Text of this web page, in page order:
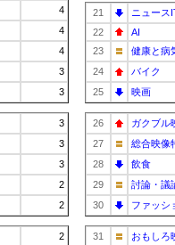
4
4
4
3
3
3
3
3
2
2
2
21 ニュース
22
AI
23
健康と病
24
バイク
25
映画
26 ガクブル
27
総合映像
28
飲食
29
討論・議
30
ファッシ
31 おもしろ